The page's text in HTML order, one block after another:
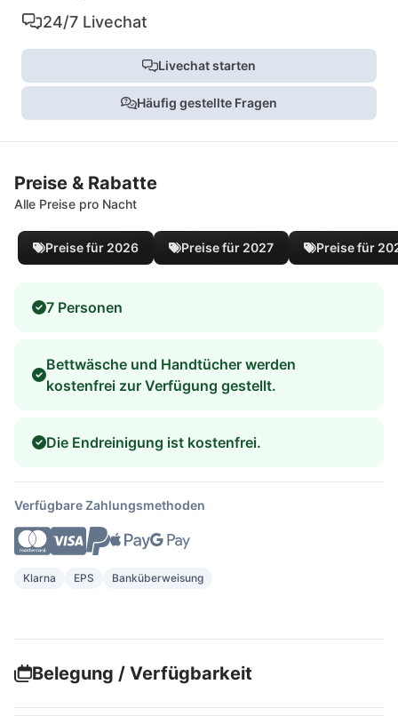
24/7 Livechat
Livechat starten
Häufig gestellte Fragen
Preise & Rabatte
Alle Preise pro Nacht
Preise für 2026 Preise für 2027 Preise für
7 Personen
Bettwäsche und Handtücher werden
kostenfrei zur Verfügung gestellt.
Die Endreinigung ist kostenfrei.
Verfügbare Zahlungsmethoden
Klarna EPS Banküberweisung
Belegung / Verfügbarkeit